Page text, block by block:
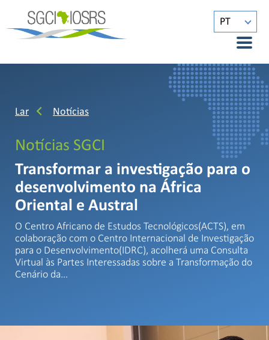
PT
Lar Notícias
Notícias SGCI
Transformar a investigação para o
desenvolvimento na África
Oriental e Austral
O Centro Africano de Estudos Tecnológicos(ACTS), em
colaboração com o Centro Internacional de Investigação
para o Desenvolvimento(IDRC), acolherá uma Consulta
Virtual às Partes Interessadas sobre a Transformação do
Cenário da…